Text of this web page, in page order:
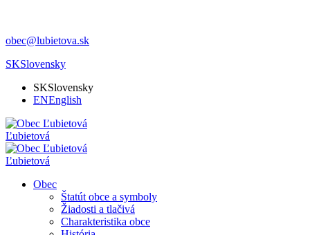
obec@lubietova.sk
SKSlovensky
SKSlovensky
ENEnglish
Ľubietová
Ľubietová
Obec
Štatút obce a symboly
Žiadosti a tlačivá
Charakteristika obce